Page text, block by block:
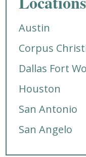
Austin
Corpus
Dallas Fort
Houston
San Antonio
San Angelo